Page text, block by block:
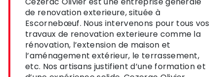
de renovation exterieure, située à
Escornebœuf. Nous intervenons pour tous vos
travaux de renovation exterieure comme la
rénovation, l’extension de maison et
l’aménagement extérieur, le terrassement,
etc. Nos artisans justifient d’une formation et